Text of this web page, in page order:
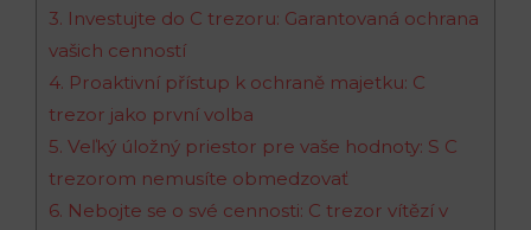
3. Investujte do C trezoru: Garantovaná ochrana
vašich cenností
4. Proaktivní přístup k ochraně majetku: C
trezor jako první volba
5. Veľký úložný priestor pre vaše hodnoty: S C
trezorom nemusíte obmedzovať
6. Nebojte se o své cennosti: C trezor vítězí v